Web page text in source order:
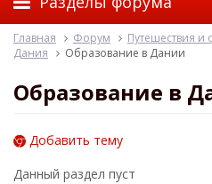
Главная Форум
Путешествия и
Дания
Образование в Дании
Образование в
Добавить тему
Данный раздел пуст